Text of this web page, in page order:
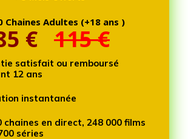
Chaines Adultes (+18 ans )
€ 115 €
satisfait ou remboursé
12 ans
instantanée
chaines en direct, 248 000 films
séries